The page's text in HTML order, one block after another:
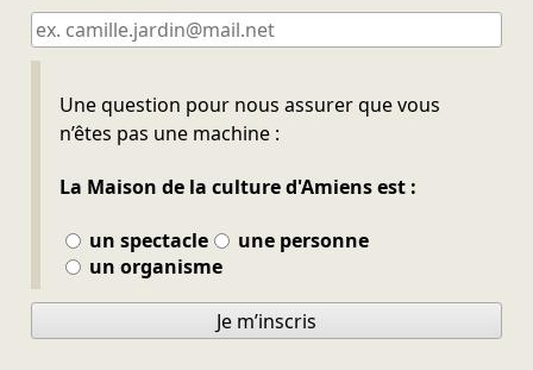
Une question pour nous assurer que vous
n’êtes pas une machine :
La Maison de la culture d'Amiens est :
un spectacle
une personne
un organisme
Ne pas remplir
Je m’inscris